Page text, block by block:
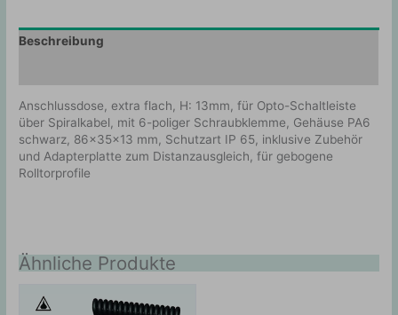
Beschreibung
Anschlussdose, extra flach, H: 13mm, für Opto-Schaltleiste
über Spiralkabel, mit 6-poliger Schraubklemme, Gehäuse PA6
schwarz, 86x35x13 mm, Schutzart IP 65, inklusive Zubehör
und Adapterplatte zum Distanzausgleich, für gebogene
Rolltorprofile
Ähnliche Produkte